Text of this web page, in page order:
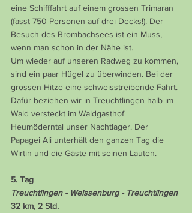
eine Schifffahrt auf einem grossen Trimaran
(fasst 750 Personen auf drei Decks!). Der
Besuch des Brombachsees ist ein Muss,
wenn man schon in der Nähe ist.
Um wieder auf unseren Radweg zu kommen,
sind ein paar Hügel zu überwinden. Bei der
grossen Hitze eine schweisstreibende Fahrt.
Dafür beziehen wir in Treuchtlingen halb im
Wald versteckt im Waldgasthof
Heumöderntal unser Nachtlager. Der
Papagei Ali unterhält den ganzen Tag die
Wirtin und die Gäste mit seinen Lauten.
5. Tag
Treuchtlingen - Weissenburg - Treuchtlingen
32 km, 2 Std.